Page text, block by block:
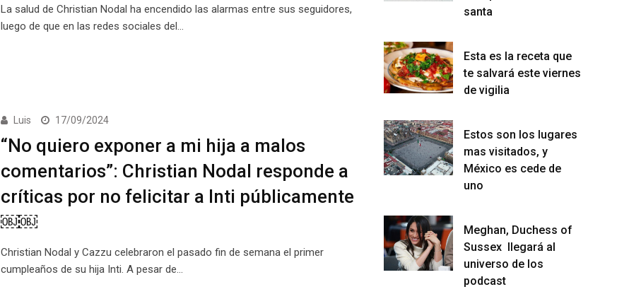
La salud de Christian Nodal ha encendido las alarmas entre sus seguidores,
luego de que en las redes sociales del…
Luis 17/09/2024
“No quiero exponer a mi hija a malos
comentarios”: Christian Nodal responde a
críticas por no felicitar a Inti públicamente
￼￼
Christian Nodal y Cazzu celebraron el pasado fin de semana el primer
cumpleaños de su hija Inti. A pesar de…
santa
Esta es la receta que
te salvará este viernes
de vigilia
Estos son los lugares
mas visitados, y
México es cede de
uno
Meghan, Duchess of
Sussex llegará al
universo de los
podcast